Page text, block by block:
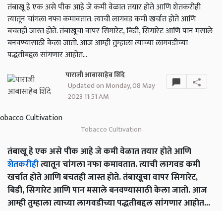
तंबाखू हे एक असे पीक आहे जे कमी वेळात तयार होते आणि शेतकरीही
त्यातून चांगला नफा कमावतात. त्याची लागवड कमी खर्चात होते आणि
बचतही जास्त होते. तंबाखूचा वापर सिगारेट, बिडी, सिगारेट आणि पान मसाले
बनवण्यासाठी केला जातो. आज आम्ही तुम्हाला त्याच्या लागवडीच्या
पद्धतीबद्दल सांगणार आहोत...
पाराजी आबासाहेब शिंदे
Updated on Monday, 08 May
2023 11:51 AM
Tobacco Cultivation
तंबाखू हे एक असे पीक आहे जे कमी वेळात तयार होते आणि
शेतकरीहीत्यातून चांगला नफा कमावतात. त्याची लागवड कमी
खर्चात होते आणि बचतही जास्त होते. तंबाखूचा वापर सिगारेट,
बिडी, सिगारेट आणि पान मसाले बनवण्यासाठी केला जातो. आज
आम्ही तुम्हाला त्याच्या लागवडीच्या पद्धतीबद्दल सांगणार आहोत...